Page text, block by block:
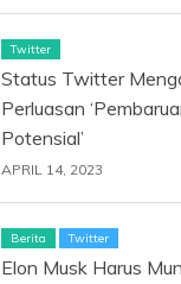
Twitter
Status Twitter
Perluasan
Potensial’
APRIL 14, 2023
Berita Twitter
Elon Musk Harus